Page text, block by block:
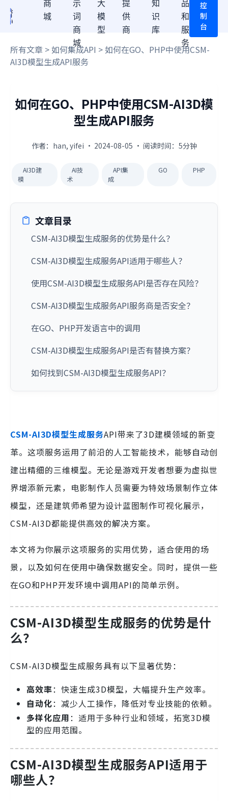
商
城
示
词
商
城
大
模
型
提
供
商
知
识
库
品
和
服
务
控
制
台
所有文章 >如何集成API > 如何在GO、PHP中使用CSM-
AI3D模型生成API服务
如何在GO、PHP中使用CSM-AI3D模
型生成API服务
作者：han, yifei · 2024-08-05 · 阅读时间：5分钟
AI3D建
模
AI技
术
API集
成
GO PHP
文章目录
CSM-AI3D模型生成服务的优势是什么？
CSM-AI3D模型生成服务API适用于哪些人？
使用CSM-AI3D模型生成服务API是否存在风险？
CSM-AI3D模型生成服务API服务商是否安全？
在GO、PHP开发语言中的调用
CSM-AI3D模型生成服务API是否有替换方案？
如何找到CSM-AI3D模型生成服务API？
CSM-AI3D模型生成服务API带来了3D建模领域的新变
革。这项服务运用了前沿的人工智能技术，能够自动创
建出精细的三维模型。无论是游戏开发者想要为虚拟世
界增添新元素，电影制作人员需要为特效场景制作立体
模型，还是建筑师希望为设计蓝图制作可视化展示，
CSM-AI3D都能提供高效的解决方案。
本文将为你展示这项服务的实用优势，适合使用的场
景，以及如何在使用中确保数据安全。同时，提供一些
在GO和PHP开发环境中调用API的简单示例。
CSM-AI3D模型生成服务的优势是什
么？
CSM-AI3D模型生成服务具有以下显著优势：
高效率：快速生成3D模型，大幅提升生产效率。
自动化：减少人工操作，降低对专业技能的依赖。
多样化应用：适用于多种行业和领域，拓宽3D模
型的应用范围。
CSM-AI3D模型生成服务API适用于
哪些人？